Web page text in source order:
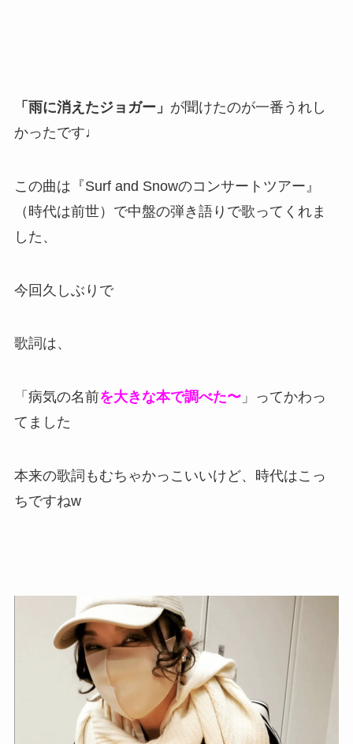
「雨に消えたジョガー」 が聞けたのが一番うれし
かったです♩
この曲は『Surf and Snowのコンサートツアー』
（時代は前世）で中盤の弾き語りで歌ってくれま
した、
今回久しぶりで
歌詞は、
「病気の名前を大きな本で調べた〜」ってかわっ
てました
本来の歌詞もむちゃかっこいいけど、時代はこっ
ちですねw